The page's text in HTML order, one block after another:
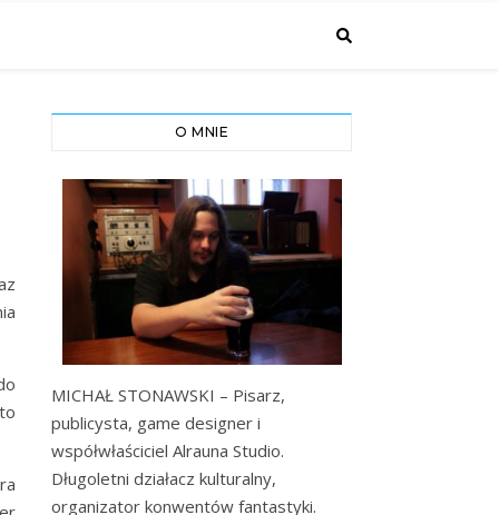
O MNIE
MICHAŁ STONAWSKI – Pisarz,
publicysta, game designer i
współwłaściciel Alrauna Studio.
Długoletni działacz kulturalny,
organizator konwentów fantastyki.